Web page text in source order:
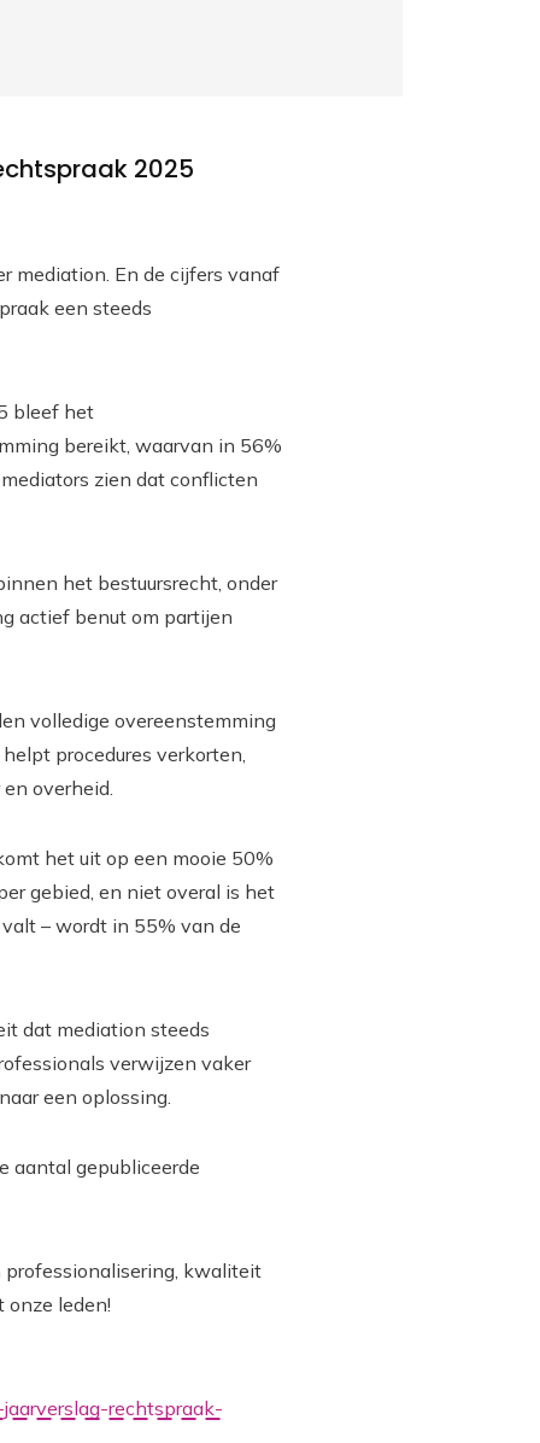
2025
mediation. En de cijfers vanaf
een steeds
bleef het
bereikt, waarvan in 56%
zien dat conflicten
het bestuursrecht, onder
actief benut om partijen
volledige overeenstemming
procedures verkorten,
overheid.
het uit op een mooie 50%
gebied, en niet overal is het
– wordt in 55% van de
dat mediation steeds
verwijzen vaker
een oplossing.
aantal gepubliceerde
kwaliteit
leden!
rechtspraak-